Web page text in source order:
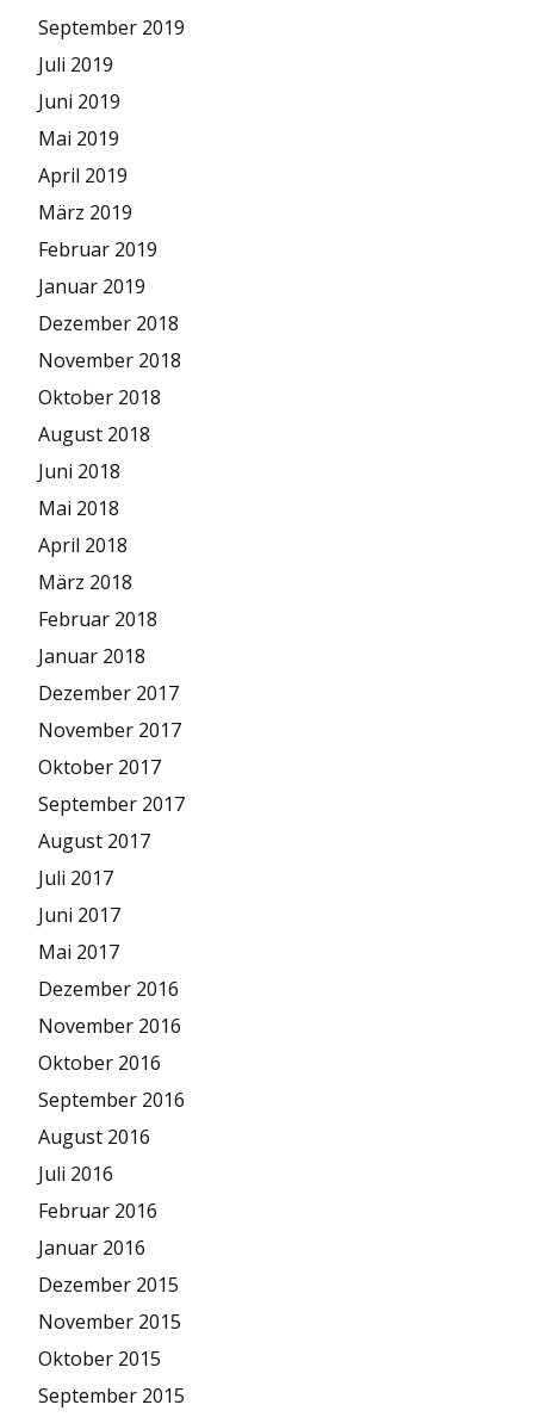
September 2019
Juli 2019
Juni 2019
Mai 2019
April 2019
März 2019
Februar 2019
Januar 2019
Dezember 2018
November 2018
Oktober 2018
August 2018
Juni 2018
Mai 2018
April 2018
März 2018
Februar 2018
Januar 2018
Dezember 2017
November 2017
Oktober 2017
September 2017
August 2017
Juli 2017
Juni 2017
Mai 2017
Dezember 2016
November 2016
Oktober 2016
September 2016
August 2016
Juli 2016
Februar 2016
Januar 2016
Dezember 2015
November 2015
Oktober 2015
September 2015